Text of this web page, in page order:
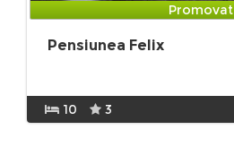
Promovat
Pensiunea Felix
10 3